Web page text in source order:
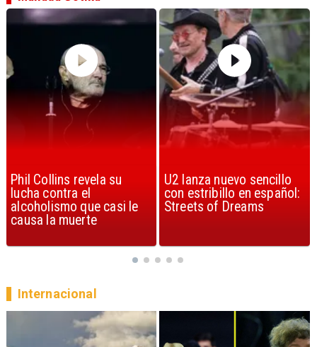
U2 lanza nuevo sencillo
con estribillo en español:
Streets of Dreams
“Africa” de Toto es
considerada la mejor
canción, según la ciencia
Internacional